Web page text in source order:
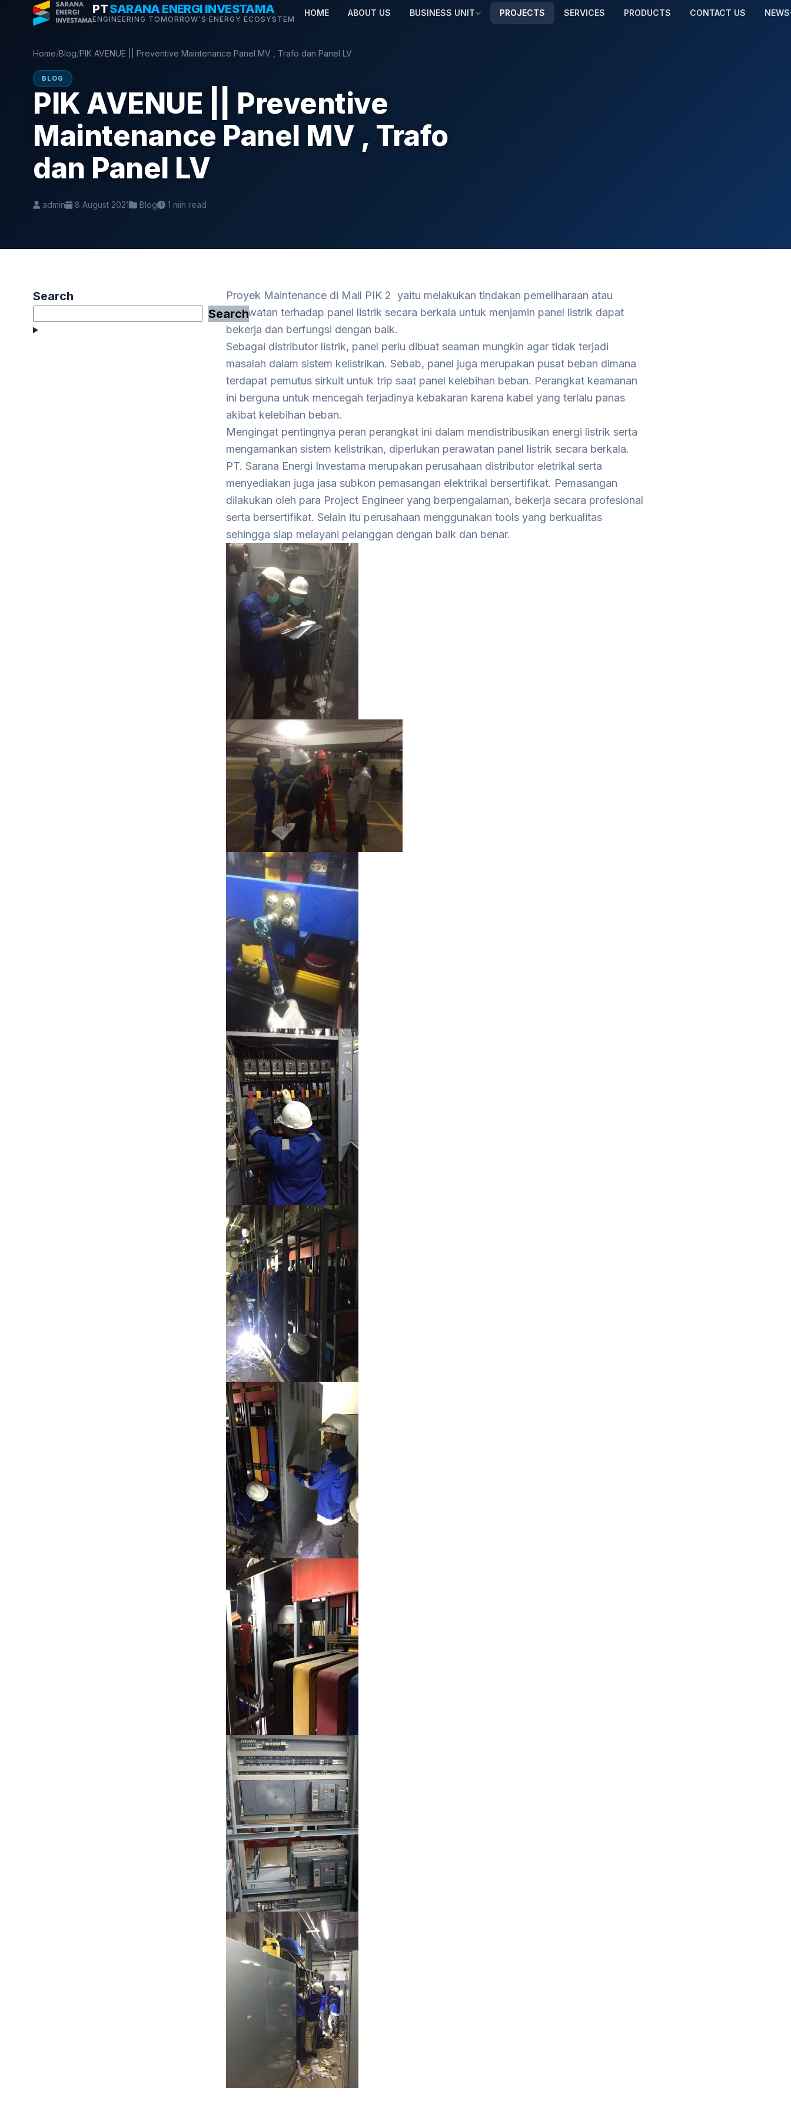
PTSARANA ENERGI INVESTAMA
ENGINEERING TOMORROW'S ENERGY ECOSYSTEM
HOME ABOUT US BUSINESS UNIT PROJECTS SERVICES PRODUCTS CONTACT US
Home/Blog/PIK AVENUE || Preventive Maintenance Panel MV , Trafo dan Panel LV
BLOG
PIK AVENUE || Preventive
Maintenance Panel MV , Trafo
dan Panel LV
admin 8 August 2021 Blog 1 min read
Search
Search
Proyek Maintenance di Mall PIK 2 yaitu melakukan tindakan pemeliharaan atau
perawatan terhadap panel listrik secara berkala untuk menjamin panel listrik dapat
bekerja dan berfungsi dengan baik.
Sebagai distributor listrik, panel perlu dibuat seaman mungkin agar tidak terjadi
masalah dalam sistem kelistrikan. Sebab, panel juga merupakan pusat beban dimana
terdapat pemutus sirkuit untuk trip saat panel kelebihan beban. Perangkat keamanan
ini berguna untuk mencegah terjadinya kebakaran karena kabel yang terlalu panas
akibat kelebihan beban.
Mengingat pentingnya peran perangkat ini dalam mendistribusikan energi listrik serta
mengamankan sistem kelistrikan, diperlukan perawatan panel listrik secara berkala.
PT. Sarana Energi Investama merupakan perusahaan distributor eletrikal serta
menyediakan juga jasa subkon pemasangan elektrikal bersertifikat. Pemasangan
dilakukan oleh para Project Engineer yang berpengalaman, bekerja secara profesional
serta bersertifikat. Selain itu perusahaan menggunakan tools yang berkualitas
sehingga siap melayani pelanggan dengan baik dan benar.